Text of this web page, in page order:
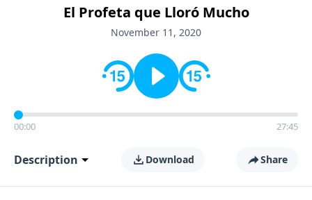
El Profeta que Lloró Mucho
November 11, 2020
00:00 27:45
Description Download Share